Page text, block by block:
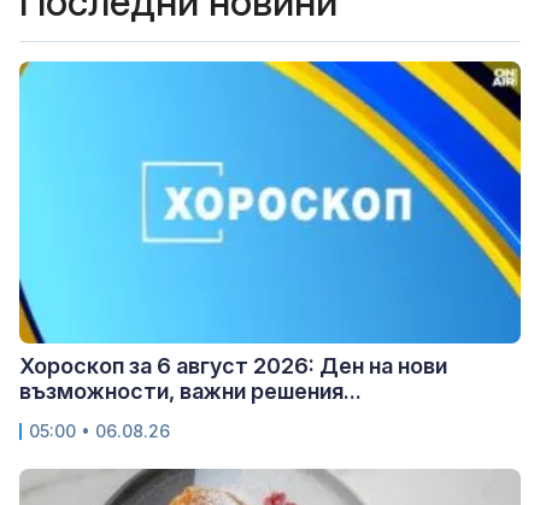
Хороскоп за 6 август 2026: Ден на нови
възможности, важни решения...
05:00 • 06.08.26